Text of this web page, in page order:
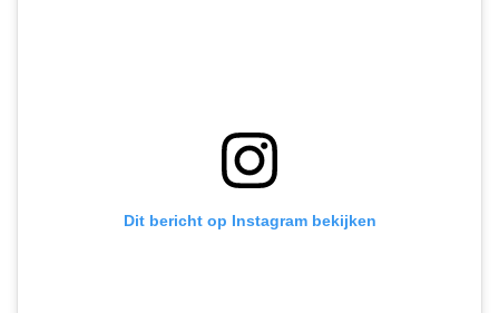
Dit bericht op Instagram bekijken